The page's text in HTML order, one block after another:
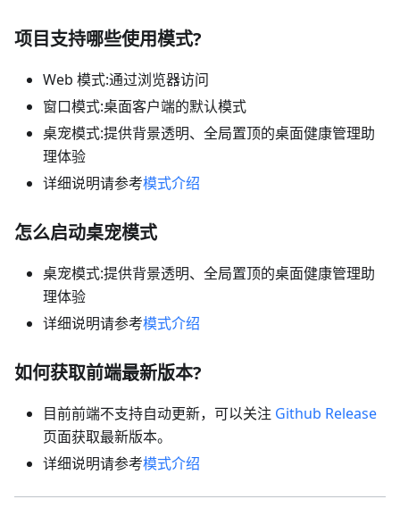
项目支持哪些使用模式?
Web 模式:通过浏览器访问
窗口模式:桌面客户端的默认模式
桌宠模式:提供背景透明、全局置顶的桌面健康管理助
理体验
详细说明请参考模式介绍
怎么启动桌宠模式
桌宠模式:提供背景透明、全局置顶的桌面健康管理助
理体验
详细说明请参考模式介绍
如何获取前端最新版本?
目前前端不支持自动更新，可以关注 Github Release
页面获取最新版本。
详细说明请参考模式介绍